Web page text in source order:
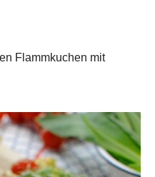
Flammkuchen mit